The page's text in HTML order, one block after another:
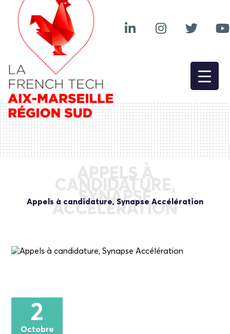
APPELS À
CANDIDATURE,
SYNAPSE
ACCÉLÉRATION
Appels à candidature, Synapse Accélération
2
Octobre